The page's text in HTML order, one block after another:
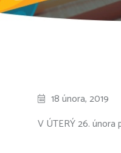
18 února, 2019
V ÚTERÝ 26.